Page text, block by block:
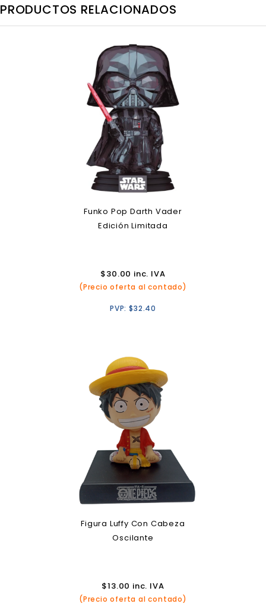
PRODUCTOS RELACIONADOS
Funko Pop Darth Vader
Edición Limitada
$30.00 inc. IVA
(Precio oferta al contado)
PVP:$32.40
Figura Luffy Con Cabeza
Oscilante
$13.00 inc. IVA
(Precio oferta al contado)